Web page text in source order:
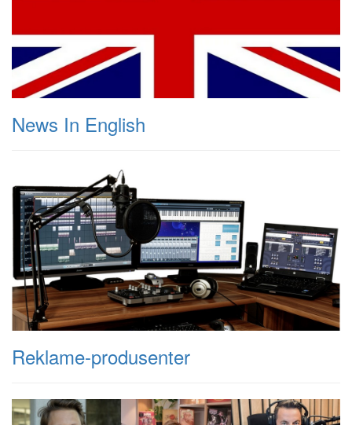
News In English
Reklame-produsenter